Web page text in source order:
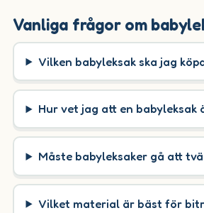
Vanliga frågor om
Vilken babyleksak ska jag
Hur vet jag att en babyleksak
Måste babyleksaker gå att
Vilket material är bäst för